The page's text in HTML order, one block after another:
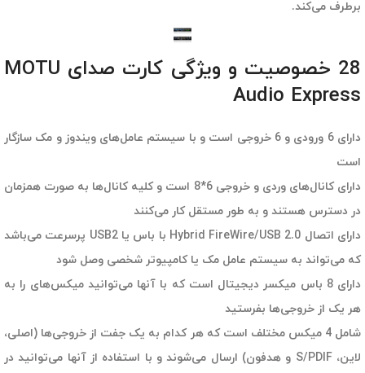
برطرف می‌کند.
28 خصوصیت و ویژگی کارت صدای MOTU
Audio Express
دارای 6 ورودی و 6 خروجی است و با سیستم عامل‌های ویندوز و مک سازگار
است
دارای کانال‌های وردی و خروجی 6*8 است و کلیه کانال‌ها به صورت همزمان
در دسترس هستند و به طور مستقل کار می‌کنند
دارای اتصال Hybrid FireWire/USB 2.0 با باس یا USB2 پرسرعت می‌باشد
که می‌تواند به سیستم عامل مک یا کامپیوتر شخصی وصل شود
دارای 8 باس میکسر دیجیتال است که با آنها می‌توانید میکس‌های را به
هر یک از خروجی‌ها بفرستید
شامل 4 میکس مختلف است که هر کدام به یک جفت از خروجی‌ها (اصلی،
لاین، S/PDIF و هدفون) ارسال می‌شوند و با استفاده از آنها می‌توانید در